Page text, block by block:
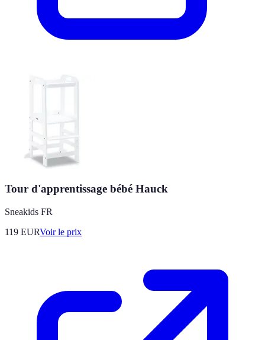
Tour d'apprentissage bébé Hauck
Sneakids FR
119 EURVoir le prix